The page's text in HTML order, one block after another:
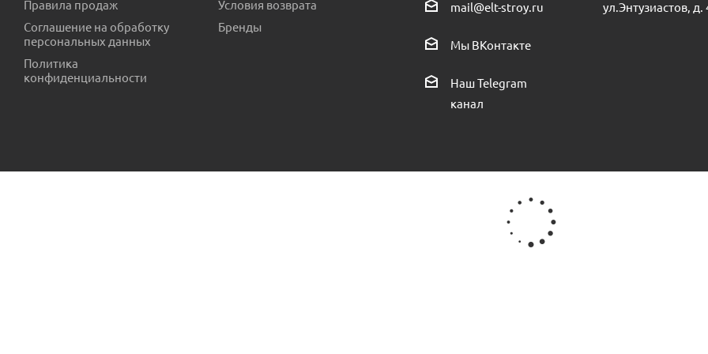
Комплект настенных регулируемых кронштейнов Royal Thermo Design 80, серебристые Термоголовка жидкостная Royal
Правила продаж
Соглашение на обработку
персональных данных
Политика
конфиденциальности
Условия возврата
Бренды
mail@elt-stroy.ru
Мы ВКонтакте
Наш Telegram
канал
ул.Энтузиастов, д.